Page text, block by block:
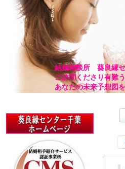
結婚相談所 葵良縁
ご訪問くださり有難
あなたの未来予想図